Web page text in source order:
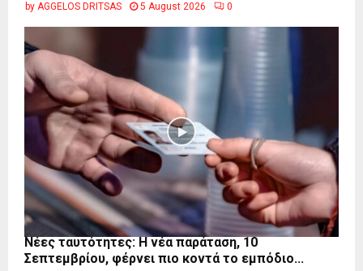
by AGGELOS DRITSAS 5 August 2026 0
Νέες ταυτότητες: Η νέα παράταση, 10
Σεπτεμβρίου, φέρνει πιο κοντά το εμπόδιο...